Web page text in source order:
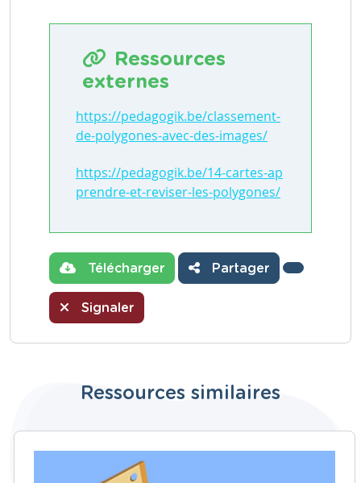
Ressources
externes
https://pedagogik.be/classement-
de-polygones-avec-des-images/
https://pedagogik.be/14-cartes-ap
prendre-et-reviser-les-polygones/
Télécharger Partager
Signaler
Ressources similaires